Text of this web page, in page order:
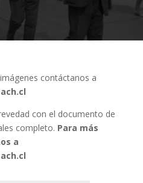
contáctanos a
con el documento de
completo. Para más
a